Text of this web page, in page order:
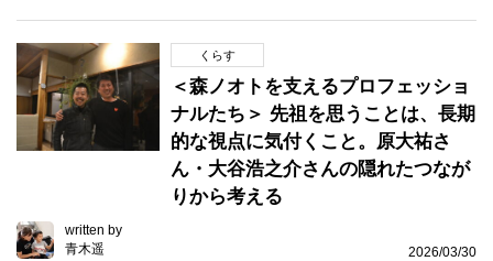
くらす
＜森ノオトを支えるプロフェッショ
ナルたち＞ 先祖を思うことは、長期
的な視点に気付くこと。原大祐さ
ん・大谷浩之介さんの隠れたつなが
りから考える
written by
青木遥
2026/03/30